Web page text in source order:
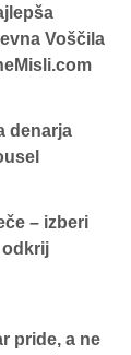
Voščila
denarja
– izberi
pride, a ne